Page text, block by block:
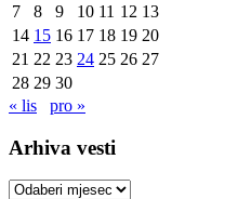
7
8 9 10 11 12 13
14 15 16 17 18 19 20
21 22 23 24 25 26 27
28 29 30
« lis
pro »
Arhiva vesti
Arhiva